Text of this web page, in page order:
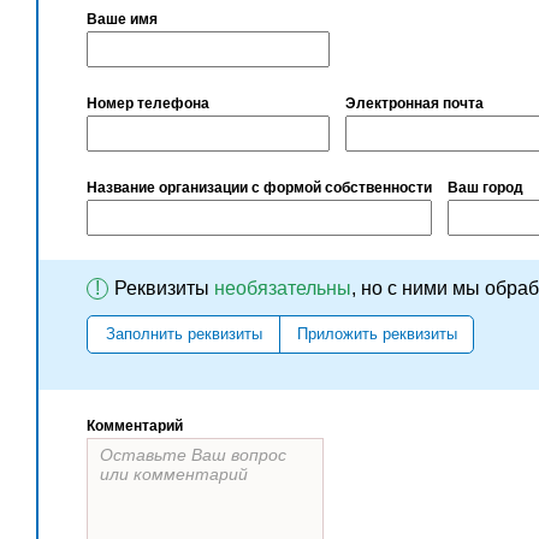
Ваше имя
Номер телефона Электронная почта
Название организации с формой собственности Ваш город
! Реквизиты необязательны, но с ними мы
Заполнить реквизиты Приложить реквизиты
Комментарий